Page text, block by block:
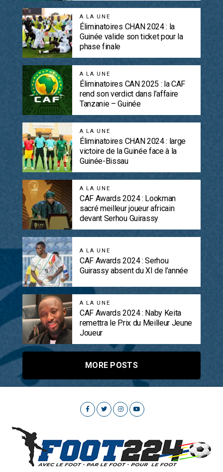
A LA UNE
Éliminatoires CHAN 2024 : la
Guinée valide son ticket pour la
phase finale
A LA UNE
Éliminatoires CAN 2025 : la CAF
rend son verdict dans l’affaire
Tanzanie – Guinée
A LA UNE
Éliminatoires CHAN 2024 : large
victoire de la Guinée face à la
Guinée-Bissau
A LA UNE
CAF Awards 2024 : Lookman
sacré meilleur joueur africain
devant Serhou Guirassy
A LA UNE
CAF Awards 2024 : Serhou
Guirassy absent du XI de l’année
A LA UNE
CAF Awards 2024 : Naby Keita
remettra le Prix du Meilleur Jeune
Joueur
MORE POSTS